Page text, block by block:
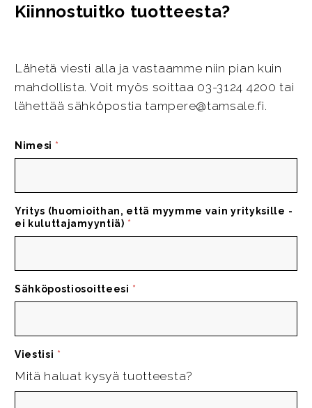
Kiinnostuitko tuotteesta?
Lähetä viesti alla ja vastaamme niin pian kuin
mahdollista. Voit myös soittaa 03-3124 4200 tai
lähettää sähköpostia tampere@tamsale.fi.
Nimesi *
Yritys (huomioithan, että myymme vain yrityksille -
ei kuluttajamyyntiä) *
Sähköpostiosoitteesi *
Viestisi *
Mitä haluat kysyä tuotteesta?